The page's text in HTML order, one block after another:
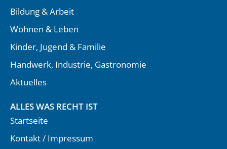
Bildung & Arbeit
Wohnen & Leben
Kinder, Jugend & Familie
Handwerk, Industrie, Gastronomie
Aktuelles
ALLES WAS RECHT IST
Startseite
Kontakt / Impressum